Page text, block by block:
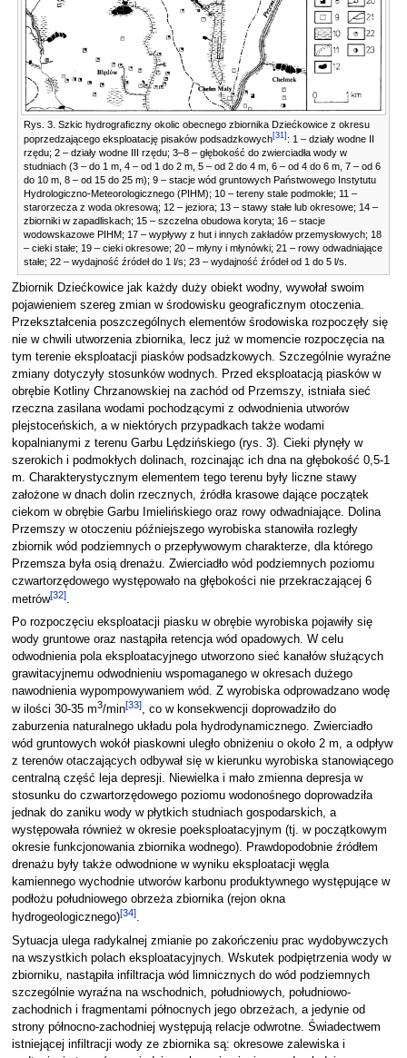
Rys. 3. Szkic hydrograficzny okolic obecnego zbiornika Dziećkowice z okresu
poprzedzającego eksploatację pisaków podsadzkowych[31 ] : 1 – działy wodne II
rzędu; 2 – działy wodne III rzędu; 3–8 – głębokość do zwierciadła wody w
studniach (3 – do 1 m, 4 – od 1 do 2 m, 5 – od 2 do 4 m, 6 – od 4 do 6 m, 7 – od 6
do 10 m, 8 – od 15 do 25 m); 9 – stacje wód gruntowych Państwowego Instytutu
Hydrologiczno-Meteorologicznego (PIHM); 10 – tereny stale podmokłe; 11 –
starorzecza z woda okresową; 12 – jeziora; 13 – stawy stałe lub okresowe; 14 –
zbiorniki w zapadliskach; 15 – szczelna obudowa koryta; 16 – stacje
wodowskazowe PIHM; 17 – wypływy z hut i innych zakładów przemysłowych; 18
– cieki stałe; 19 – cieki okresowe; 20 – młyny i młynówki; 21 – rowy odwadniające
stałe; 22 – wydajność źródeł do 1 l/s; 23 – wydajność źródeł od 1 do 5 l/s.
Zbiornik Dziećkowice jak każdy duży obiekt wodny, wywołał swoim
pojawieniem szereg zmian w środowisku geograficznym otoczenia.
Przekształcenia poszczególnych elementów środowiska rozpoczęły się
nie w chwili utworzenia zbiornika, lecz już w momencie rozpoczęcia na
tym terenie eksploatacji piasków podsadzkowych. Szczególnie wyraźne
zmiany dotyczyły stosunków wodnych. Przed eksploatacją piasków w
obrębie Kotliny Chrzanowskiej na zachód od Przemszy, istniała sieć
rzeczna zasilana wodami pochodzącymi z odwodnienia utworów
plejstoceńskich, a w niektórych przypadkach także wodami
kopalnianymi z terenu Garbu Lędzińskiego (rys. 3). Cieki płynęły w
szerokich i podmokłych dolinach, rozcinając ich dna na głębokość 0,5-1
m. Charakterystycznym elementem tego terenu były liczne stawy
założone w dnach dolin rzecznych, źródła krasowe dające początek
ciekom w obrębie Garbu Imielińskiego oraz rowy odwadniające. Dolina
Przemszy w otoczeniu późniejszego wyrobiska stanowiła rozległy
zbiornik wód podziemnych o przepływowym charakterze, dla którego
Przemsza była osią drenażu. Zwierciadło wód podziemnych poziomu
czwartorzędowego występowało na głębokości nie przekraczającej 6
metrów[32].
Po rozpoczęciu eksploatacji piasku w obrębie wyrobiska pojawiły się
wody gruntowe oraz nastąpiła retencja wód opadowych. W celu
odwodnienia pola eksploatacyjnego utworzono sieć kanałów służących
grawitacyjnemu odwodnieniu wspomaganego w okresach dużego
nawodnienia wypompowywaniem wód. Z wyrobiska odprowadzano wodę
w ilości 30-35 m3/min[33], co w konsekwencji doprowadziło do
zaburzenia naturalnego układu pola hydrodynamicznego. Zwierciadło
wód gruntowych wokół piaskowni uległo obniżeniu o około 2 m, a odpływ
z terenów otaczających odbywał się w kierunku wyrobiska stanowiącego
centralną część leja depresji. Niewielka i mało zmienna depresja w
stosunku do czwartorzędowego poziomu wodonośnego doprowadziła
jednak do zaniku wody w płytkich studniach gospodarskich, a
występowała również w okresie poeksploatacyjnym (tj. w początkowym
okresie funkcjonowania zbiornika wodnego). Prawdopodobnie źródłem
drenażu były także odwodnione w wyniku eksploatacji węgla
kamiennego wychodnie utworów karbonu produktywnego występujące w
podłożu południowego obrzeża zbiornika (rejon okna
hydrogeologicznego)[34].
Sytuacja ulega radykalnej zmianie po zakończeniu prac wydobywczych
na wszystkich polach eksploatacyjnych. Wskutek podpiętrzenia wody w
zbiorniku, nastąpiła infiltracja wód limnicznych do wód podziemnych
szczególnie wyraźna na wschodnich, południowych, południowo-
zachodnich i fragmentami północnych jego obrzeżach, a jedynie od
strony północno-zachodniej występują relacje odwrotne. Świadectwem
istniejącej infiltracji wody ze zbiornika są: okresowe zalewiska i